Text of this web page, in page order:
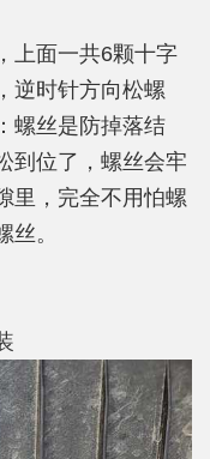
上面一共6颗十字
逆时针方向松螺
螺丝是防掉落结
到位了，螺丝会牢
里，完全不用怕螺
。